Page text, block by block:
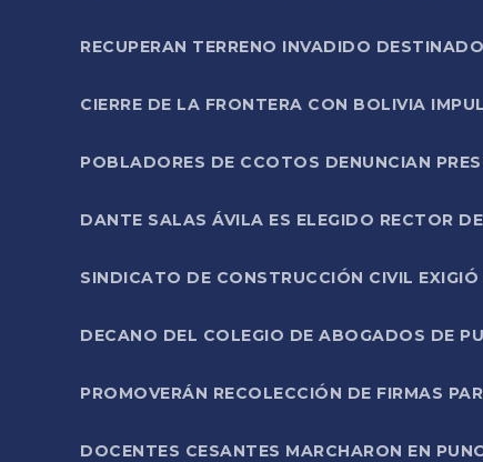
RECUPERAN TERRENO INVADIDO
CIERRE DE LA FRONTERA CON BOLIVIA
POBLADORES DE CCOTOS DENUNCIAN
DANTE SALAS ÁVILA ES ELEGIDO RECTOR
SINDICATO DE CONSTRUCCIÓN CIVIL
DECANO DEL COLEGIO DE ABOGADOS DE
PROMOVERÁN RECOLECCIÓN DE FIRMAS
DOCENTES CESANTES MARCHARON EN